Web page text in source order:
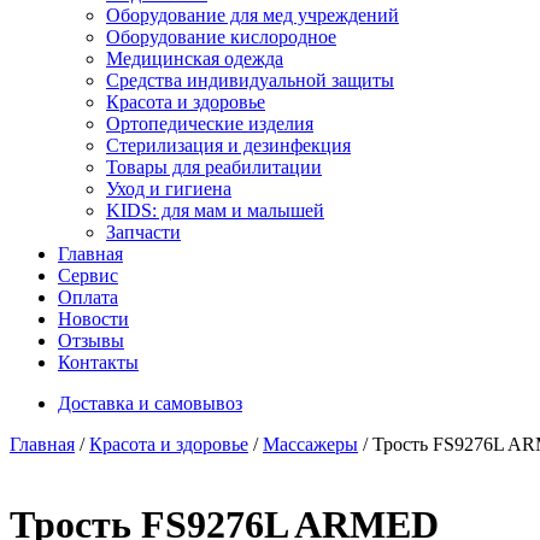
Оборудование для мед учреждений
Оборудование кислородное
Медицинская одежда
Средства индивидуальной защиты
Красота и здоровье
Ортопедические изделия
Стерилизация и дезинфекция
Товары для реабилитации
Уход и гигиена
KIDS: для мам и малышей
Запчасти
Главная
Сервис
Оплата
Новости
Отзывы
Контакты
Доставка и самовывоз
Главная /Красота и здоровье /Массажеры / Трость FS9276L
Трость FS9276L ARMED